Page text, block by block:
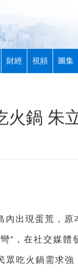
財經 視頻 圖集
火鍋 朱
出現蛋荒，原
”，在社交媒體
吃火鍋需求強